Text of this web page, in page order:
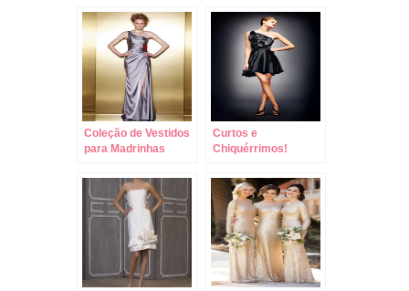
Coleção de Vestidos
para Madrinhas
Curtos e
Chiquérrimos!